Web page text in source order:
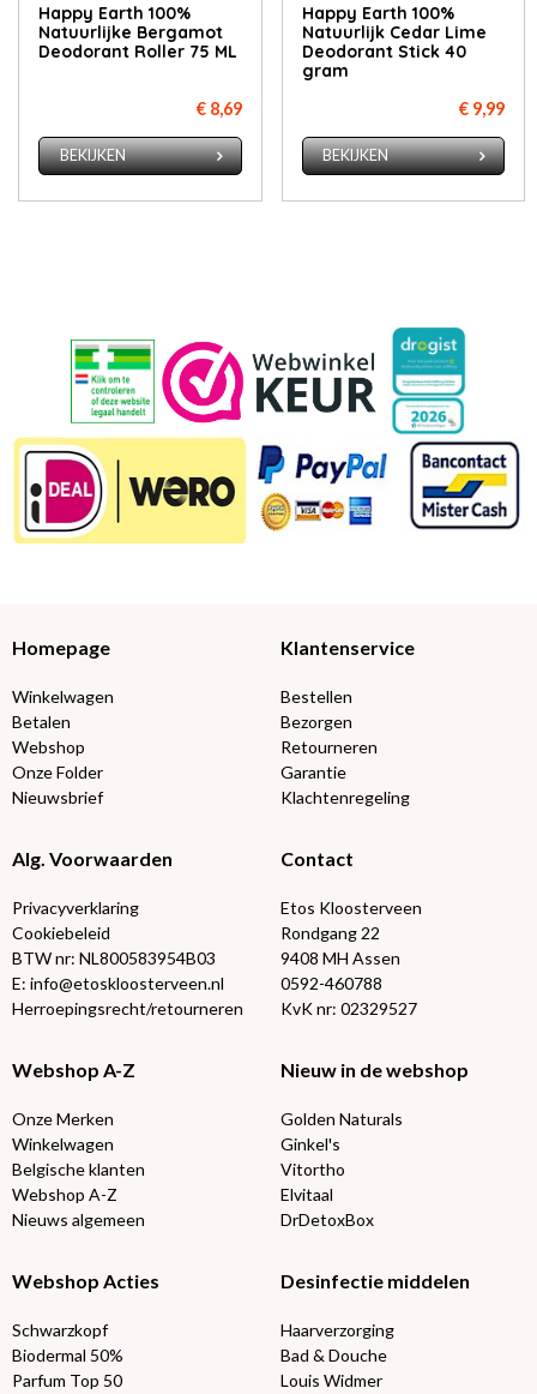
Happy Earth 100%
Natuurlijke Bergamot
Deodorant Roller 75 ML
€ 8,69
BEKIJKEN
Happy Earth 100%
Natuurlijk Cedar Lime
Deodorant Stick 40
gram
€ 9,99
BEKIJKEN
Homepage
Winkelwagen
Betalen
Webshop
Onze Folder
Nieuwsbrief
Klantenservice
Bestellen
Bezorgen
Retourneren
Garantie
Klachtenregeling
Alg. Voorwaarden
Privacyverklaring
Cookiebeleid
BTW nr: NL800583954B03
E: info@etoskloosterveen.nl
Herroepingsrecht/retourneren
Contact
Etos Kloosterveen
Rondgang 22
9408 MH Assen
0592-460788
KvK nr: 02329527
Webshop A-Z
Onze Merken
Winkelwagen
Belgische klanten
Webshop A-Z
Nieuws algemeen
Nieuw in de webshop
Golden Naturals
Ginkel's
Vitortho
Elvitaal
DrDetoxBox
Webshop Acties
Schwarzkopf
Biodermal 50%
Parfum Top 50
Desinfectie middelen
Haarverzorging
Bad & Douche
Louis Widmer